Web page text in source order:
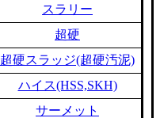
スラリー
超硬
超硬スラッジ(超硬汚泥)
ハイス(HSS,SKH)
サーメット